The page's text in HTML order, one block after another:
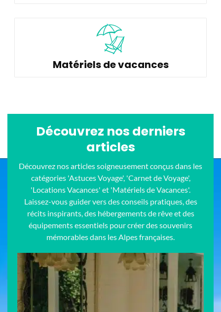
Matériels de vacances
Découvrez nos derniers
articles
Découvrez nos articles soigneusement conçus dans les
catégories 'Astuces Voyage', 'Carnet de Voyage',
'Locations Vacances' et 'Matériels de Vacances'.
Laissez-vous guider vers des conseils pratiques, des
récits inspirants, des hébergements de rêve et des
équipements essentiels pour créer des souvenirs
mémorables dans les Alpes françaises.